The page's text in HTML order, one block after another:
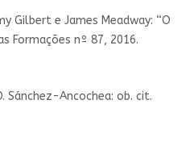
Gilbert e James Meadway: “O
Formações nº 87, 2016.
Sánchez-Ancochea: ob. cit.